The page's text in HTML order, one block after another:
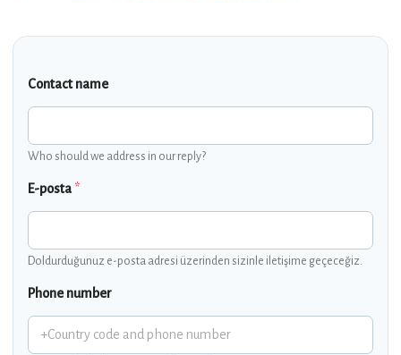
Contact name
Who should we address in our reply?
E-posta *
Doldurduğunuz e-posta adresi üzerinden sizinle iletişime geçeceğiz.
Phone number